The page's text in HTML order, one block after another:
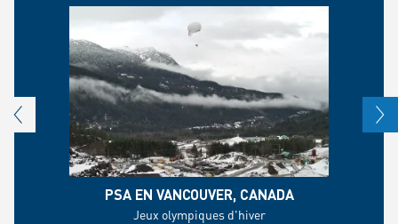
PSA EN VANCOUVER, CANADA
Jeux olympiques d'hiver